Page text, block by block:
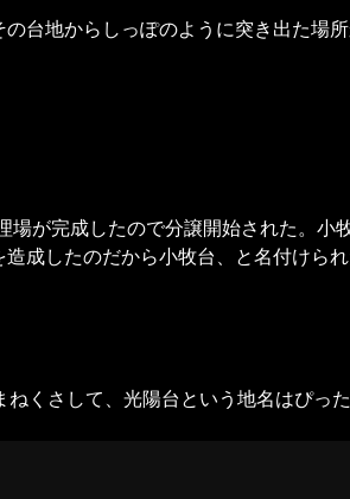
台地からしっぽのように突き出た場
が完成したので分譲開始された。小
成したのだから小牧台、と名付けら
くさして、光陽台という地名はぴっ